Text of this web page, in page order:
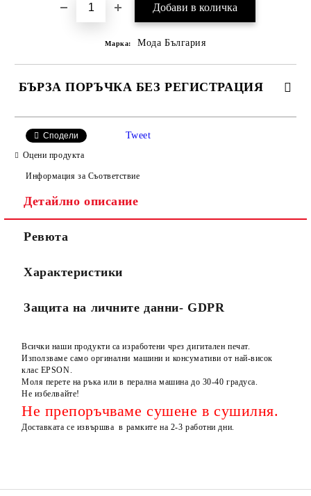
Марка: Мода България
БЪРЗА ПОРЪЧКА БЕЗ РЕГИСТРАЦИЯ
Съгласен съм с
Ние ще се свържем с вас в рамките на работния ден.
Сподели Tweet
Оцени продукта
Информация за Съответствие
Детайлно описание
Ревюта
Характеристики
Защита на личните данни- GDPR
Всички наши продукти са изработени чрез дигитален печат.
Използваме само оргинални машини и консумативи от най-висок
клас EPSON.
Моля перете на ръка или в перална машина до 30-40 градуса.
Не избелвайте!
Не препоръчваме сушене в сушилня.
Доставката се извършва в рамките на 2-3 работни дни.